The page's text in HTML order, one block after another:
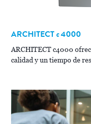
ARCHITECTc4000
ARCHITECT c4000
calidad y un tiempo de